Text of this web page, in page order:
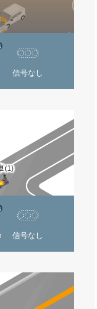
信号なし
(1)
信号なし